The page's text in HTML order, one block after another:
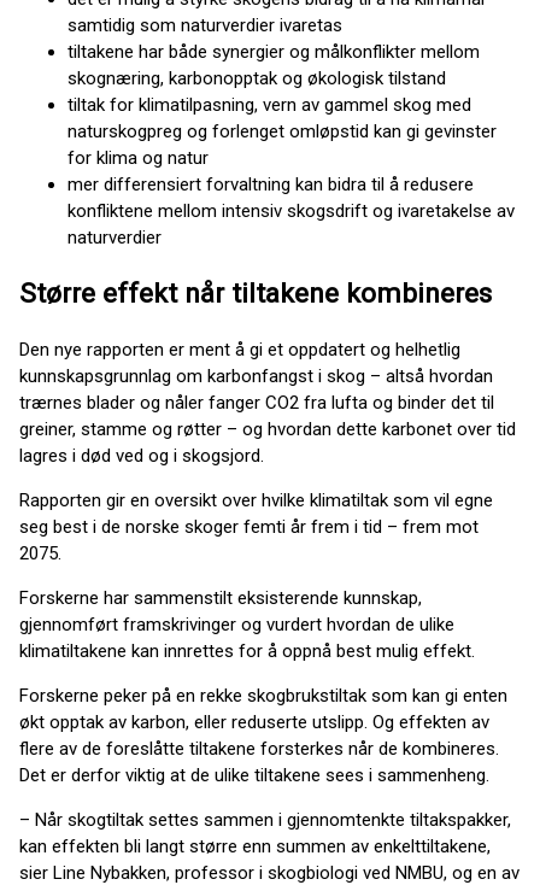
samtidig som naturverdier ivaretas
tiltakene har både synergier og målkonflikter mellom
skognæring, karbonopptak og økologisk tilstand
tiltak for klimatilpasning, vern av gammel skog med
naturskogpreg og forlenget omløpstid kan gi gevinster
for klima og natur
mer differensiert forvaltning kan bidra til å redusere
konfliktene mellom intensiv skogsdrift og ivaretakelse av
naturverdier
Større effekt når tiltakene kombineres
Den nye rapporten er ment å gi et oppdatert og helhetlig
kunnskapsgrunnlag om karbonfangst i skog – altså hvordan
trærnes blader og nåler fanger CO2 fra lufta og binder det til
greiner, stamme og røtter – og hvordan dette karbonet over tid
lagres i død ved og i skogsjord.
Rapporten gir en oversikt over hvilke klimatiltak som vil egne
seg best i de norske skoger femti år frem i tid – frem mot
2075.
Forskerne har sammenstilt eksisterende kunnskap,
gjennomført framskrivinger og vurdert hvordan de ulike
klimatiltakene kan innrettes for å oppnå best mulig effekt.
Forskerne peker på en rekke skogbrukstiltak som kan gi enten
økt opptak av karbon, eller reduserte utslipp. Og effekten av
flere av de foreslåtte tiltakene forsterkes når de kombineres.
Det er derfor viktig at de ulike tiltakene sees i sammenheng.
– Når skogtiltak settes sammen i gjennomtenkte tiltakspakker,
kan effekten bli langt større enn summen av enkelttiltakene,
sier Line Nybakken, professor i skogbiologi ved NMBU, og en av